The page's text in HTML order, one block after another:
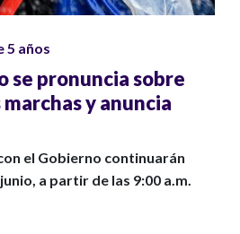
5 años
se pronuncia sobre
y anuncia
el Gobierno continuarán
a partir de las 9:00 a.m.